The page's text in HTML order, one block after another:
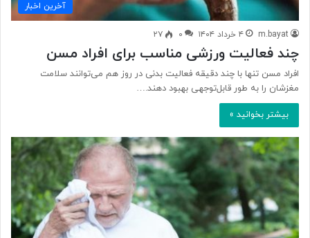
آخرین اخبار
m.bayat ۴ خرداد ۱۴۰۴ ۰ ۲۷
چند فعالیت‌ ورزشی مناسب برای افراد مسن
افراد مسن تنها با چند دقیقه فعالیت بدنی در روز هم می‌توانند سلامت
مغزشان را به طور قابل‌توجهی بهبود دهند.…
بیشتر بخوانید »